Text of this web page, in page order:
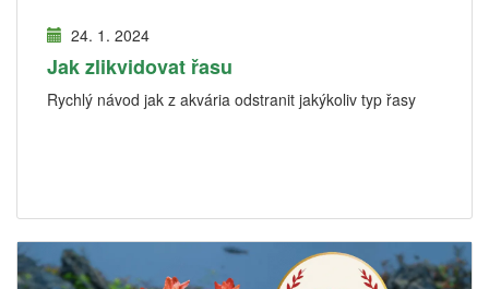
24. 1. 2024
Jak zlikvidovat řasu
Rychlý návod jak z akvária odstranit jakýkoliv typ řasy